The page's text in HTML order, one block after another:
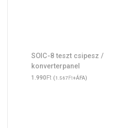
SOIC-8 teszt csipesz /
konverterpanel
1.990Ft (1.567Ft+ÁFA)